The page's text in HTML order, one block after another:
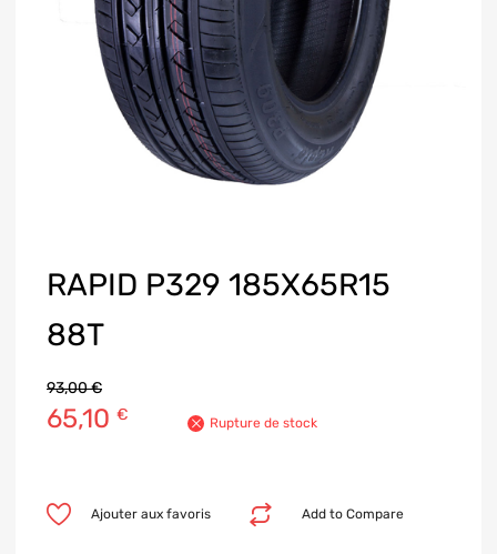
RAPID P329 185X65R15
88T
93,00€
65,10 € Rupture de stock
Add to Compare
Ajouter aux favoris